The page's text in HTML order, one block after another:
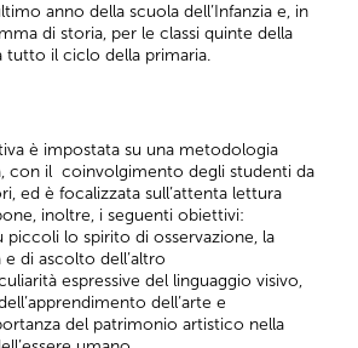
anno della scuola dell’Infanzia e, in
di storia, per le classi quinte della
tutto il ciclo della primaria.
è impostata su una metodologia
con il coinvolgimento degli studenti da
ed è focalizzata sull’attenta lettura
inoltre, i seguenti obiettivi:
piccoli lo spirito di osservazione, la
e di ascolto dell’altro
espressive del linguaggio visivo,
dell’arte e
del patrimonio artistico nella